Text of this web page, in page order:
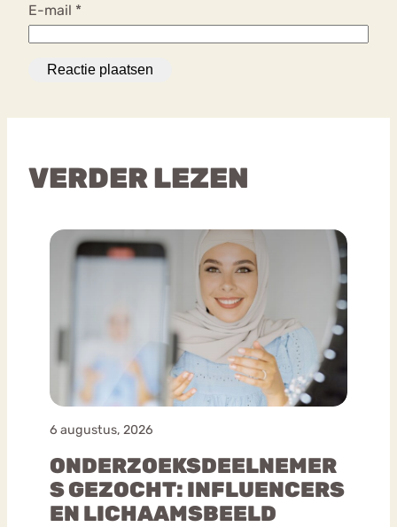
E-mail *
VERDER LEZEN
6 augustus, 2026
ONDERZOEKSDEELNEMER
S GEZOCHT: INFLUENCERS
EN LICHAAMSBEELD